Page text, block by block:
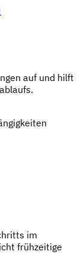
auf und hilft
im
frühzeitige